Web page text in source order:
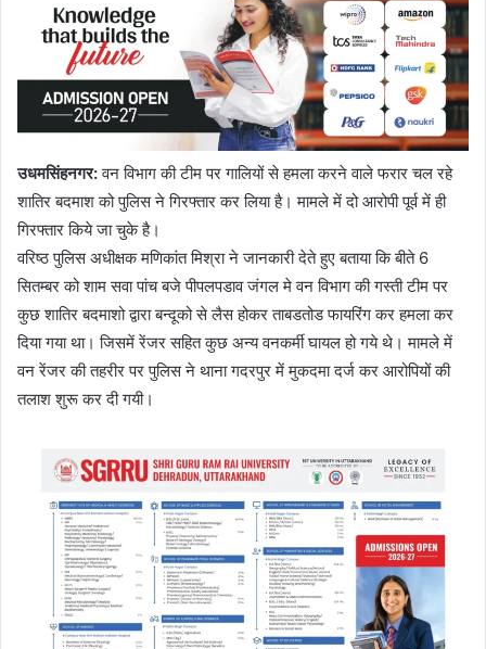
उधमसिंहनगर:वन विभाग की टीम पर गालियों से हमला करने वाले फरार चल रहे
शातिर बदमाश को पुलिस ने गिरफ्तार कर लिया है। मामले में दो आरोपी पूर्व में ही
गिरफ्तार किये जा चुके है।
वरिष्ठ पुलिस अधीक्षक मणिकांत मिश्रा ने जानकारी देते हुए बताया कि बीते 6
सितम्बर को शाम सवा पांच बजे पीपलपडाव जंगल मे वन विभाग की गस्ती टीम पर
कुछ शातिर बदमाशो द्वारा बन्दूको से लैस होकर ताबडतोड फायरिंग कर हमला कर
दिया गया था। जिसमें रेंजर सहित कुछ अन्य वनकर्मी घायल हो गये थे। मामले में
वन रेंजर की तहरीर पर पुलिस ने थाना गदरपुर में मुकदमा दर्ज कर आरोपियों की
तलाश शुरू कर दी गयी।